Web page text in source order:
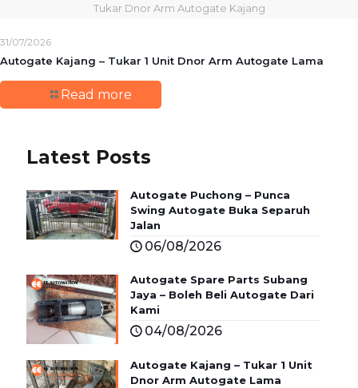
Tukar Dnor Arm Autogate Kajang
31/07/2026
Autogate Kajang – Tukar 1 Unit Dnor Arm Autogate Lama
Read more
Latest Posts
Autogate Puchong – Punca
Swing Autogate Buka Separuh
Jalan
06/08/2026
Autogate Spare Parts Subang
Jaya – Boleh Beli Autogate Dari
Kami
04/08/2026
Autogate Kajang – Tukar 1 Unit
Dnor Arm Autogate Lama